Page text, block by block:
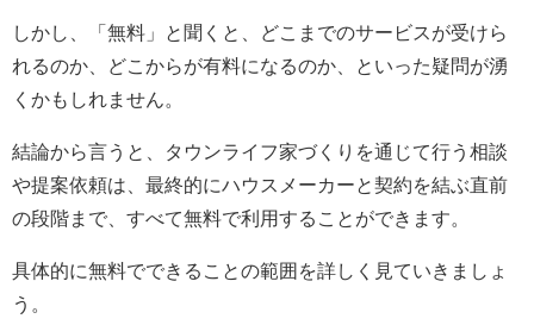
しかし、「無料」と聞くと、どこまでのサービスが受けら
れるのか、どこからが有料になるのか、といった疑問が湧
くかもしれません。
結論から言うと、タウンライフ家づくりを通じて行う相談
や提案依頼は、最終的にハウスメーカーと契約を結ぶ直前
の段階まで、すべて無料で利用することができます。
具体的に無料でできることの範囲を詳しく見ていきましょ
う。